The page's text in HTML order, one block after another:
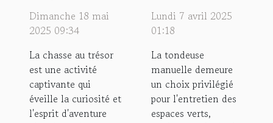
au trésor
pour
enfants
Dimanche 18 mai
2025 09:34
La chasse au trésor
est une activité
captivante qui
éveille la curiosité et
l'esprit d'aventure
entretenir
nettoyer
votre
tondeuse
manuelle
Lundi 7 avril 2025
01:18
La tondeuse
manuelle demeure
un choix privilégié
pour l'entretien des
espaces verts,